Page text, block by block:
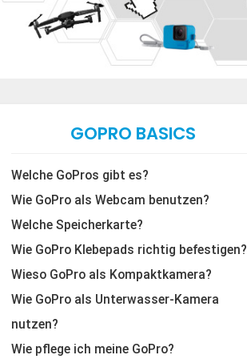
GOPRO BASICS
Welche GoPros gibt es?
Wie GoPro als Webcam benutzen?
Welche Speicherkarte?
Wie GoPro Klebepads richtig befestigen?
Wieso GoPro als Kompaktkamera?
Wie GoPro als Unterwasser-Kamera
nutzen?
Wie pflege ich meine GoPro?